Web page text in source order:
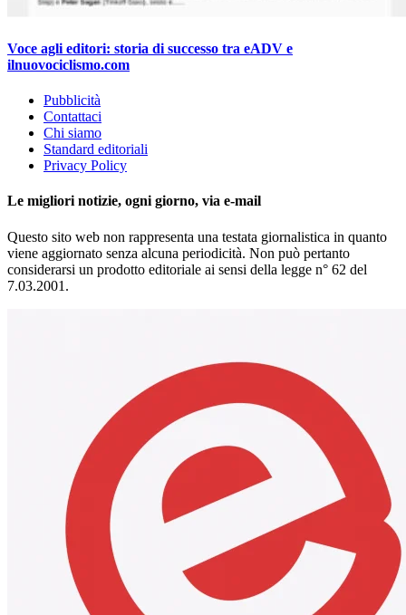
Voce agli editori: storia di successo tra eADV e
ilnuovociclismo.com
Pubblicità
Contattaci
Chi siamo
Standard editoriali
Privacy Policy
Le migliori notizie, ogni giorno, via e-mail
Questo sito web non rappresenta una testata giornalistica in quanto
viene aggiornato senza alcuna periodicità. Non può pertanto
considerarsi un prodotto editoriale ai sensi della legge n° 62 del
7.03.2001.